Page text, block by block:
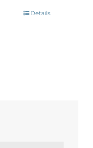
Dieses
Details